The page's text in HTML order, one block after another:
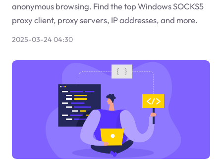
anonymous browsing. Find the top Windows SOCKS5
proxy client, proxy servers, IP addresses, and more.
2025-03-24 04:30